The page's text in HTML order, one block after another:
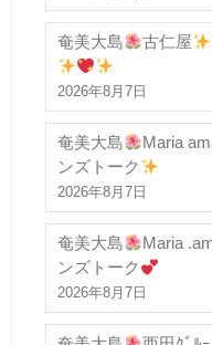
奄美大島 古仁屋
2026年8月7日
奄美大島 Maria
ンズトーク
2026年8月7日
奄美大島 Maria
ンズトーク
2026年8月7日